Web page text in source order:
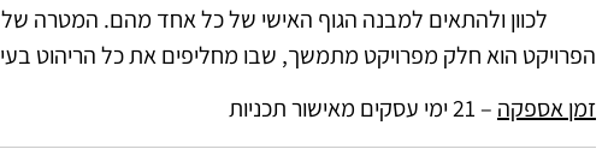
לכוון ולהתאים למבנה הגוף האישי של כל אחד מהם. המטרה של
הפרויקט הוא חלק מפרויקט מתמשך, שבו מחליפים את כל הריהוט
זמן אספקה – 21 ימי עסקים מאישור תכניות